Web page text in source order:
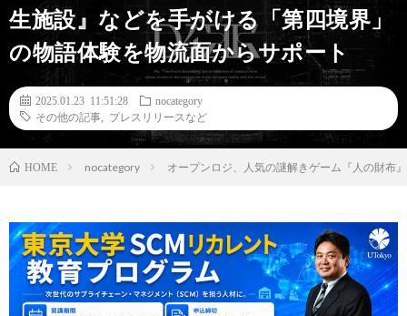
生施設』などを手がける「第四境界」
の物語体験を物流面からサポート
2025.01.23 11:51:28
nocategory
その他の記事
プレスリリースなど
HOME nocategory オープンロジ、人気の謎解きゲーム『人の財布